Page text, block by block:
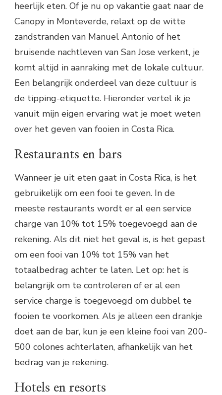
heerlijk eten. Of je nu op vakantie gaat naar de
Canopy in Monteverde, relaxt op de witte
zandstranden van Manuel Antonio of het
bruisende nachtleven van San Jose verkent, je
komt altijd in aanraking met de lokale cultuur.
Een belangrijk onderdeel van deze cultuur is
de tipping-etiquette. Hieronder vertel ik je
vanuit mijn eigen ervaring wat je moet weten
over het geven van fooien in Costa Rica.
Restaurants en bars
Wanneer je uit eten gaat in Costa Rica, is het
gebruikelijk om een fooi te geven. In de
meeste restaurants wordt er al een service
charge van 10% tot 15% toegevoegd aan de
rekening. Als dit niet het geval is, is het gepast
om een fooi van 10% tot 15% van het
totaalbedrag achter te laten. Let op: het is
belangrijk om te controleren of er al een
service charge is toegevoegd om dubbel te
fooien te voorkomen. Als je alleen een drankje
doet aan de bar, kun je een kleine fooi van 200-
500 colones achterlaten, afhankelijk van het
bedrag van je rekening.
Hotels en resorts